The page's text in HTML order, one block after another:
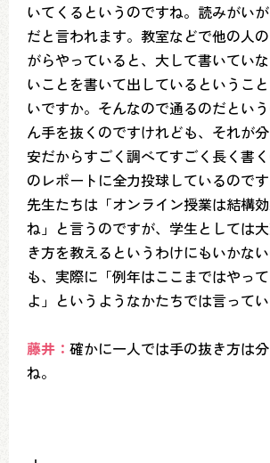
いてくるというのですね。読みがい
だと言われます。教室などで他の人
がらやっていると、大して書いてい
いことを書いて出しているというこ
いですか。そんなので通るのだとい
ん手を抜くのですけれども、それが
安だからすごく調べてすごく長く書
のレポートに全力投球しているのです
先生たちは「オンライン授業は結構
ね」と言うのですが、学生としては
き方を教えるというわけにもいかな
も、実際に「例年はここまではやっ
よ」というようなかたちでは言ってい
藤井： 確かに一人では手の抜き方は
ね。